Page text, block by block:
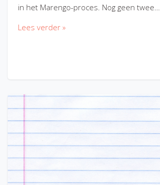
in het Marengo-proces. Nog geen twee…
Lees verder »